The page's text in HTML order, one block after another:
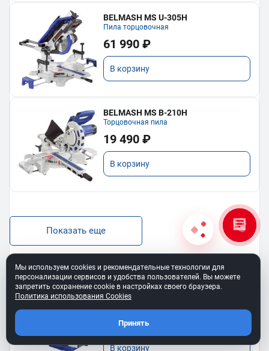
BELMASH MS U-305H
Пила торцовочная
61 990 ₽
В корзину
BELMASH MS B-210H
Торцовочная пила
19 490 ₽
В корзину
Показать еще
BELMASH SS-400VS
13 190 ₽
В корзину
Мы используем cookies и рекомендательные технологии для
персонализации сервисов и удобства пользователей. Вы можете
запретить сохранение cookie в настройках своего браузера.
Политика использования Cookies
Принять